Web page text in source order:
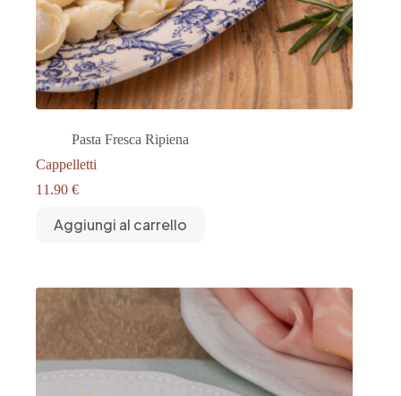
Pasta Fresca Ripiena
Cappelletti
11.90 €
Aggiungi al carrello